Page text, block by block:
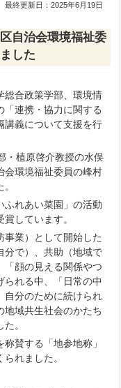
最終更新日：2025年6月19日
自治会環境福祉委
した
合政策学部、環境情
「連携・協力に関する
講義について支援を行
・植原啓介教授の水俣
会環境福祉委員の峰村
れあい菜園」の活動
しています。
業）として開始した
分で）、共助（地域で
「顔の見える関係やつ
られる中、「日常の中
自分のために続けられ
地域共生社会のかたち
。
賛する「地参地称」
れました。